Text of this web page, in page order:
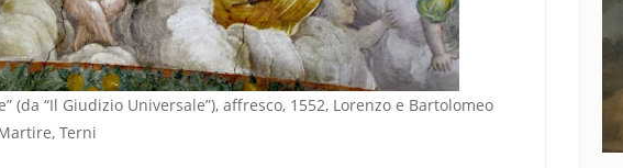
(da “Il Giudizio Universale”), affresco, 1552, Lorenzo e Bartolomeo
Terni